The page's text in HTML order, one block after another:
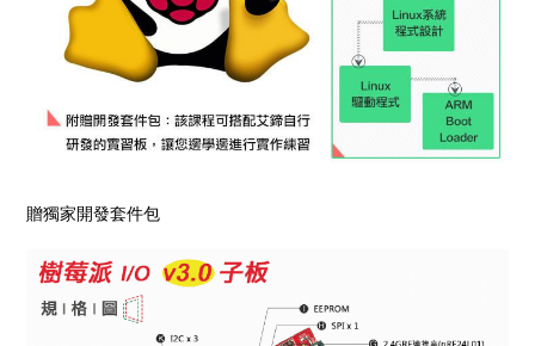
贈獨家開發套件包